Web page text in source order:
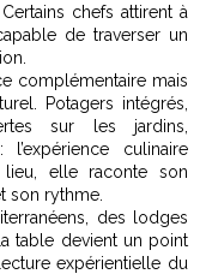
chefs attirent à
de traverser un
complémentaire mais
Potagers intégrés,
sur les jardins,
culinaire
elle raconte son
son rythme.
des lodges
table devient un point
expérientielle du